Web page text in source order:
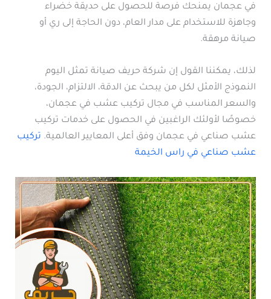
في عجمان يمنحك فرصة للحصول على حديقة خضراء
وجاهزة للاستخدام على مدار العام، دون الحاجة إلى ري أو
صيانة مرهقة.
لذلك، يمكننا القول إن شركة حريف صيانة تمثل اليوم
النموذج الأمثل لكل من يبحث عن الدقة، الالتزام، الجودة،
والسعر المناسب في مجال تركيب عشب في عجمان،
خصوصًا لأولئك الراغبين في الحصول على خدمات تركيب
عشب صناعي في عجمان وفق أعلى المعايير العالمية. تركيب
عشب صناعي في راس الخيمة